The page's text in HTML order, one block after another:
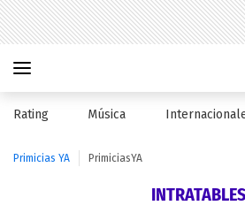
Rating Música
Primicias YA PrimiciasYA
INTRATABLES